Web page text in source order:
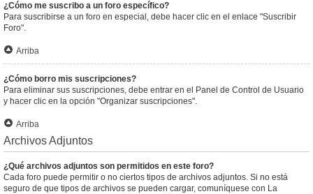
¿Cómo me suscribo a un foro específico?
Para suscribirse a un foro en especial, debe hacer clic en el enlace "Suscribir
Foro".
Arriba
¿Cómo borro mis suscripciones?
Para eliminar sus suscripciones, debe entrar en el Panel de Control de Usuario
y hacer clic en la opción "Organizar suscripciones".
Arriba
Archivos Adjuntos
¿Qué archivos adjuntos son permitidos en este foro?
Cada foro puede permitir o no ciertos tipos de archivos adjuntos. Si no está
seguro de que tipos de archivos se pueden cargar, comuníquese con La